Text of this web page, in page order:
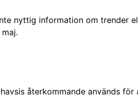
nyttig information om trender
återkommande används för